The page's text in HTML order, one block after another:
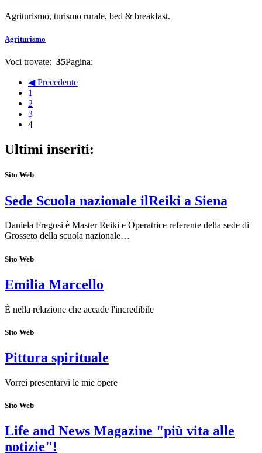
Agriturismo, turismo rurale, bed & breakfast.
Agriturismo
Voci trovate: 35Pagina:
◀ Precedente
1
2
3
4
Ultimi inseriti:
Sito Web
Sede Scuola nazionale ilReiki a Siena
Daniela Fregosi è Master Reiki e Operatrice referente della sede di
Grosseto della scuola nazionale…
Sito Web
Emilia Marcello
È nella relazione che accade l'incredibile
Sito Web
Pittura spirituale
Vorrei presentarvi le mie opere
Sito Web
Life and News Magazine "più vita alle
notizie"!